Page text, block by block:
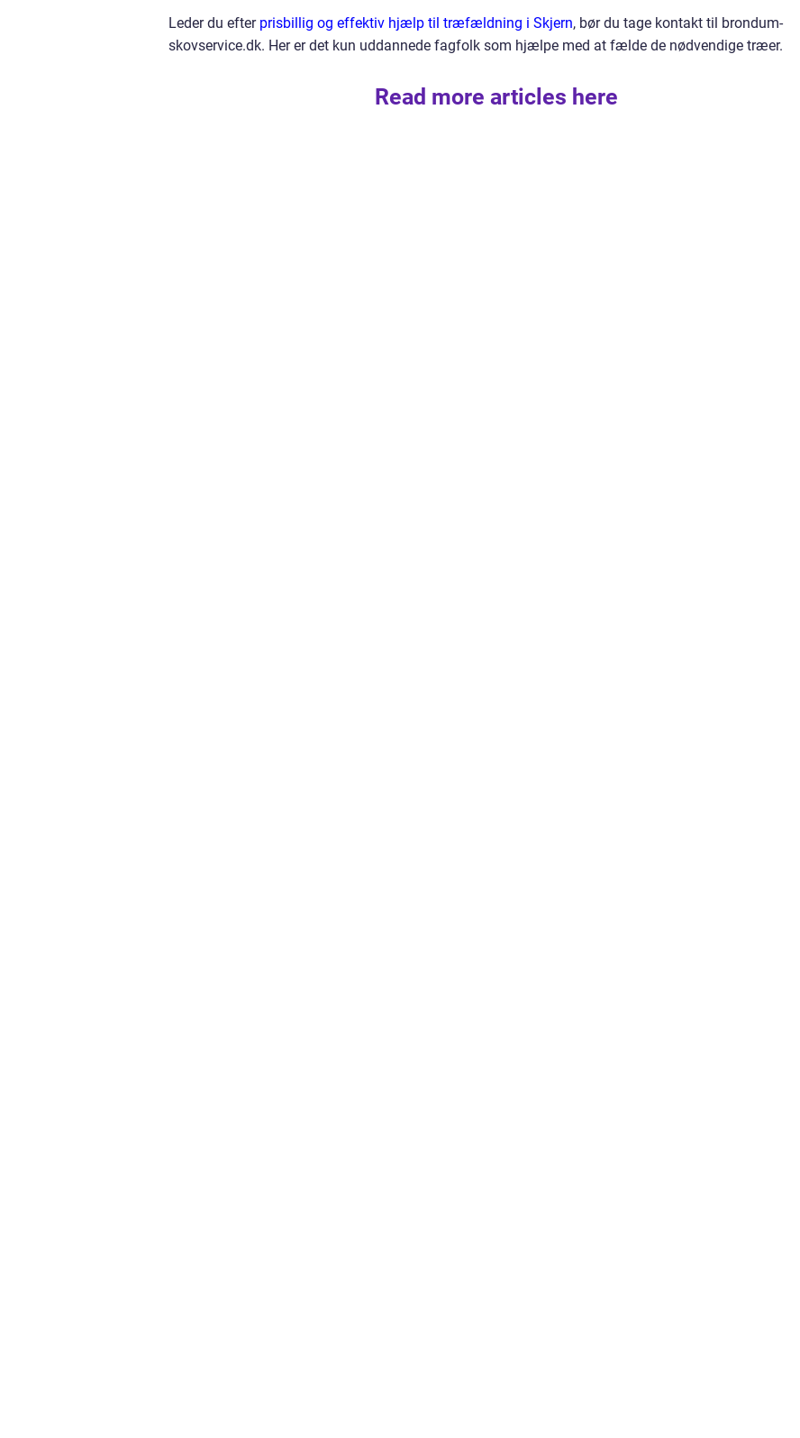
Leder du efter prisbillig og effektiv hjælp til træfældning i Skjern, bør du tage kontakt til brondum-
skovservice.dk. Her er det kun uddannede fagfolk som hjælpe med at fælde de nødvendige træer.
Read more articles here